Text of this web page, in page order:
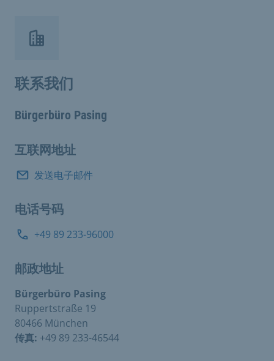
联系我们
Bürgerbüro Pasing
互联网地址
发送电子邮件
电话号码
+49 89 233-96000
邮政地址
Bürgerbüro Pasing
Ruppertstraße 19
80466 München
传真: +49 89 233-46544